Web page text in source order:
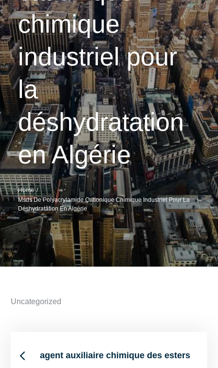
chimique
industriel pour
la
déshydratation
en Algérie
Home
Msds De Polyacrylamide Cationique Chimique Industriel Pour La
Déshydratation En Algérie
Uncategorized
Postagent auxiliaire chimique des esters